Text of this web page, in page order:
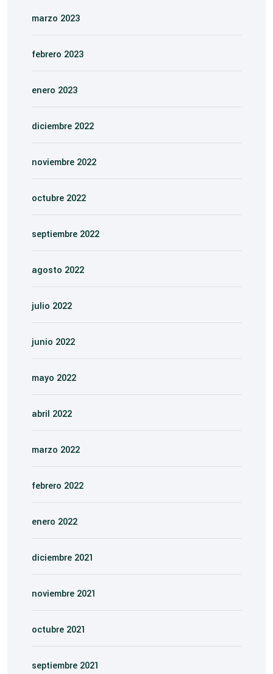
marzo 2023
febrero 2023
enero 2023
diciembre 2022
noviembre 2022
octubre 2022
septiembre 2022
agosto 2022
julio 2022
junio 2022
mayo 2022
abril 2022
marzo 2022
febrero 2022
enero 2022
diciembre 2021
noviembre 2021
octubre 2021
septiembre 2021